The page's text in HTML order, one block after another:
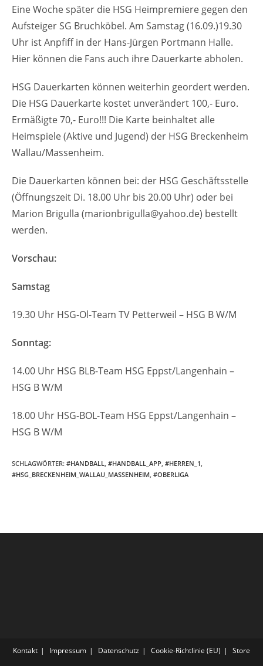
Eine Woche später die HSG Heimpremiere gegen den
Aufsteiger SG Bruchköbel. Am Samstag (16.09.)19.30
Uhr ist Anpfiff in der Hans-Jürgen Portmann Halle.
Hier können die Fans auch ihre Dauerkarte abholen.
HSG Dauerkarten können weiterhin geordert werden.
Die HSG Dauerkarte kostet unverändert 100,- Euro.
Ermäßigte 70,- Euro!!! Die Karte beinhaltet alle
Heimspiele (Aktive und Jugend) der HSG Breckenheim
Wallau/Massenheim.
Die Dauerkarten können bei: der HSG Geschäftsstelle
(Öffnungszeit Di. 18.00 Uhr bis 20.00 Uhr) oder bei
Marion Brigulla (marionbrigulla@yahoo.de) bestellt
werden.
Vorschau:
Samstag
19.30 Uhr HSG-Ol-Team TV Petterweil – HSG B W/M
Sonntag:
14.00 Uhr HSG BLB-Team HSG Eppst/Langenhain –
HSG B W/M
18.00 Uhr HSG-BOL-Team HSG Eppst/Langenhain –
HSG B W/M
SCHLAGWÖRTER: #HANDBALL #HANDBALL_APP #HERREN_1
#HSG_BRECKENHEIM_WALLAU_MASSENHEIM #OBERLIGA
Kontakt Impressum Datenschutz Cookie-Richtlinie (EU) Store